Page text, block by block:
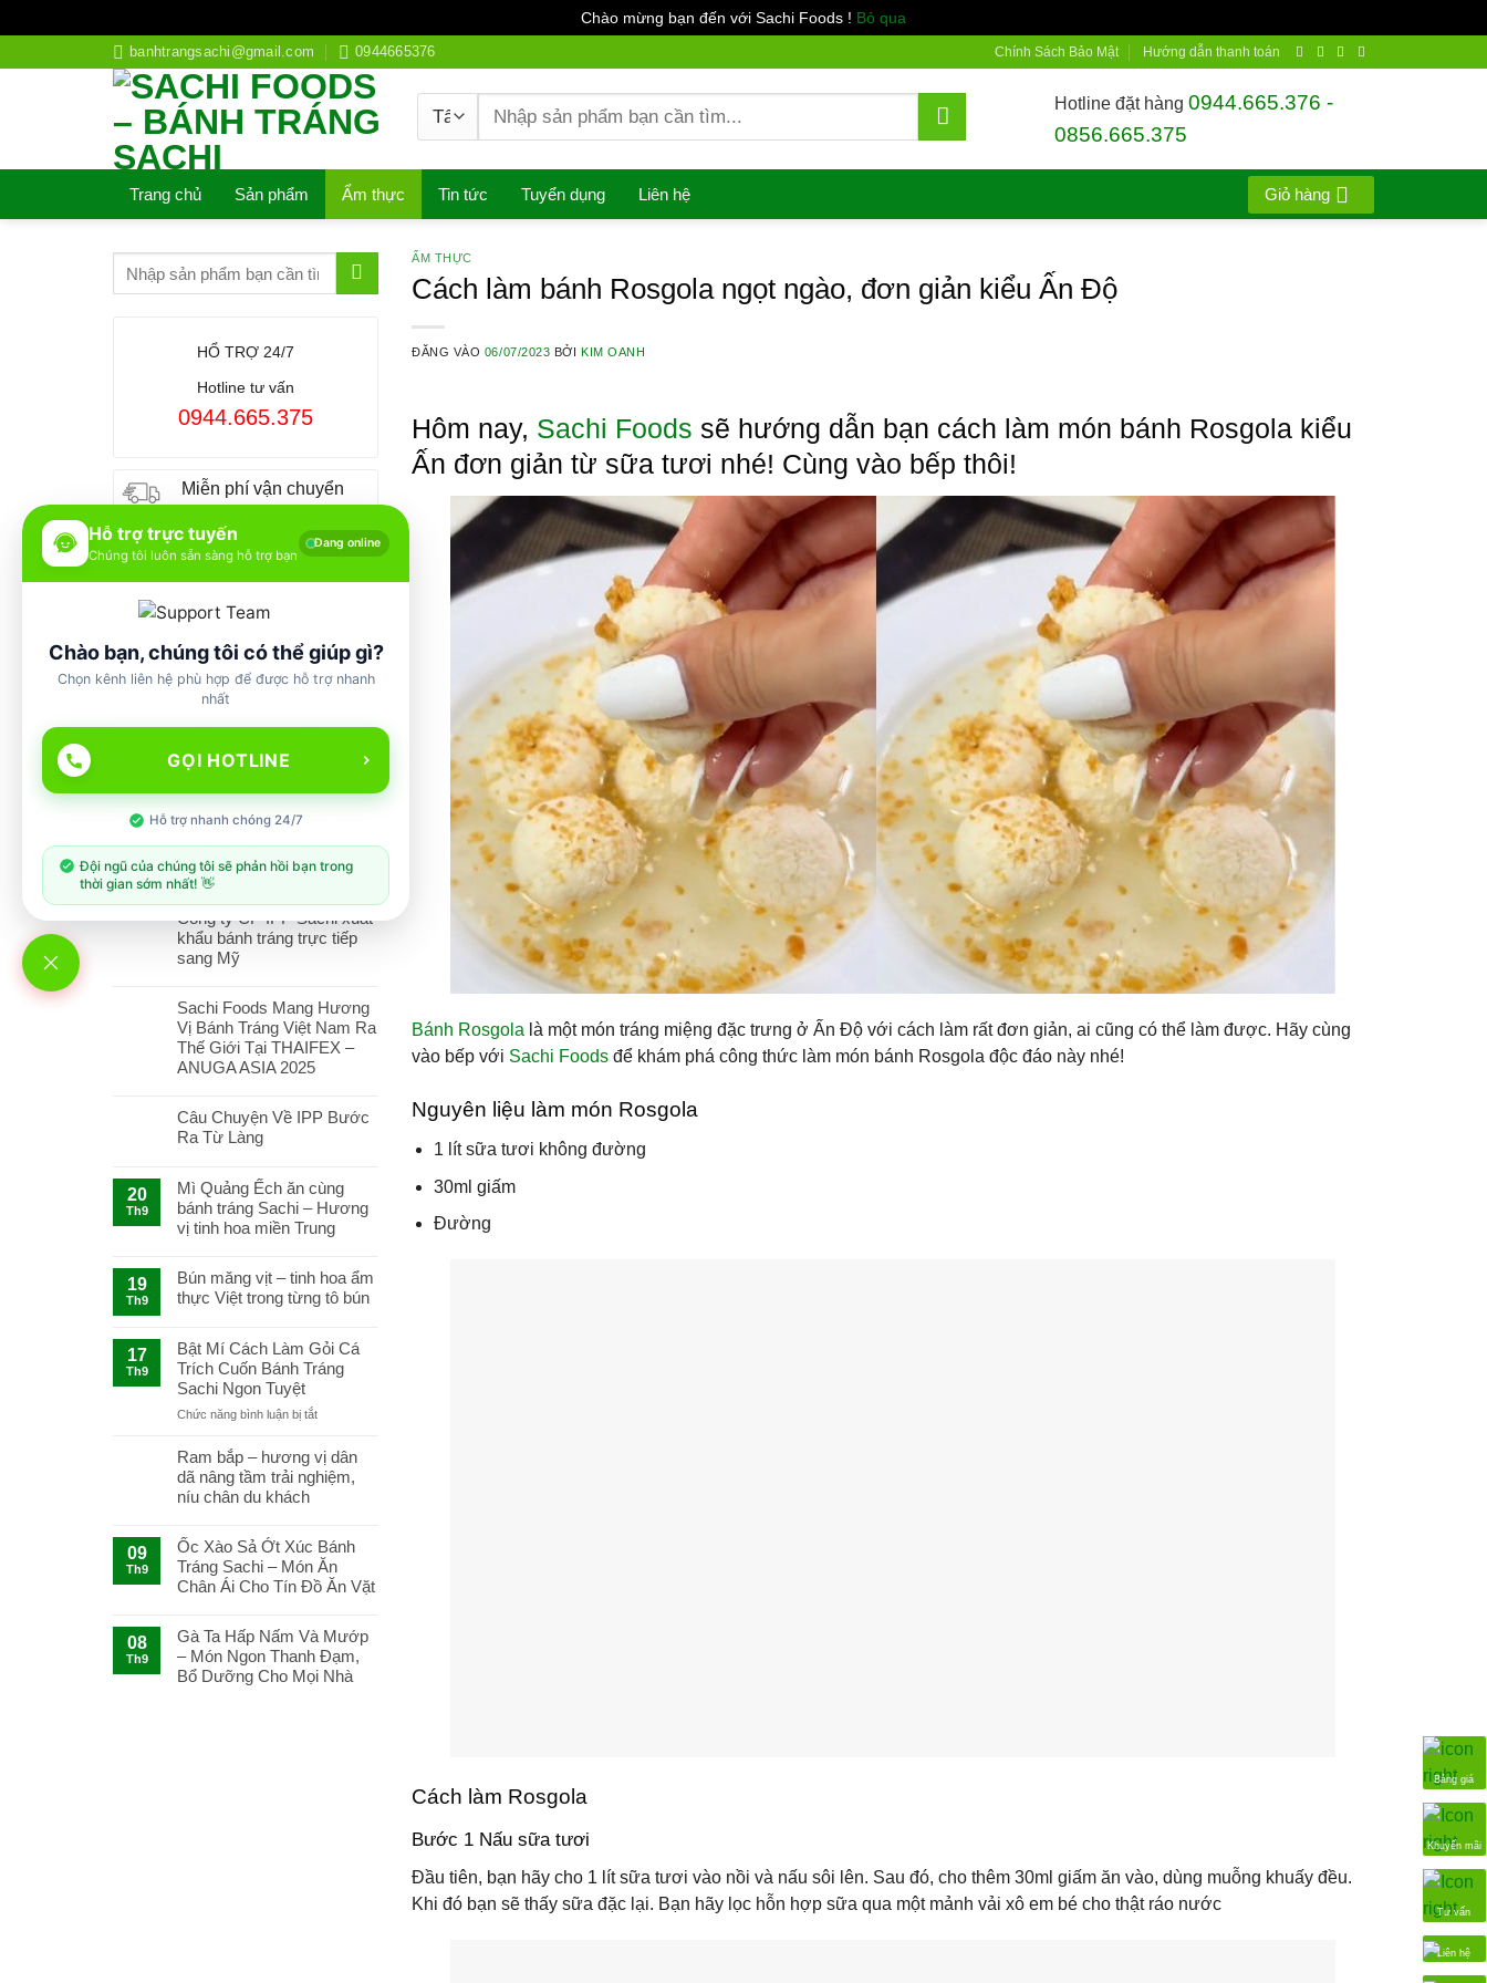
Chào mừng bạn đến với Sachi Foods ! Bỏ qua
qua
banhtrangsachi@gmail.com 0944665376 Chính Sách Bảo Mật Hướng dẫn thanh toán
Tìm
Hotline đặt hàng 0944.665.376 -
0856.665.375
Trang chủ Sản phẩm Ẩm thực Tin tức Tuyển dụng Liên hệ Giỏ hàng
HỔ TRỢ 24/7
Hotline tư vấn
0944.665.375
Miễn phí vận chuyển
Cam kết chất lượng
Hoàn tiền
Nếu không
giống cam kết
30
Th9
“GÓC QUÊ XỨ NẪU”
CHINH PHỤC THỊ
TRƯỜNG XUẤT KHẨU
Công ty CP IPP Sachi xuất
khẩu bánh tráng trực tiếp
sang Mỹ
Sachi Foods Mang Hương
Vị Bánh Tráng Việt Nam Ra
Thế Giới Tại THAIFEX –
ANUGA ASIA 2025
Câu Chuyện Về IPP Bước
Ra Từ Làng
20
Th9
Mì Quảng Ếch ăn cùng
bánh tráng Sachi – Hương
vị tinh hoa miền Trung
19
Th9
Bún măng vịt – tinh hoa ẩm
thực Việt trong từng tô bún
17
Th9
Bật Mí Cách Làm Gỏi Cá
Trích Cuốn Bánh Tráng
Sachi Ngon Tuyệt
Chức năng bình luận bị tắtở
Mí
Cách
Làm
Trích
Cuốn
Bánh
Ngon
Tuyệt
Ram bắp – hương vị dân
dã nâng tầm trải nghiệm,
níu chân du khách
09
Th9
Ốc Xào Sả Ớt Xúc Bánh
Tráng Sachi – Món Ăn
Chân Ái Cho Tín Đồ Ăn Vặt
08
Th9
Gà Ta Hấp Nấm Và Mướp
– Món Ngon Thanh Đạm,
Bổ Dưỡng Cho Mọi Nhà
ẨM THỰC
Cách làm bánh Rosgola ngọt ngào, đơn giản kiểu Ấn Độ
ĐĂNG VÀO 06/07/2023 BỞI KIM OANH
Hôm nay, Sachi Foods sẽ hướng dẫn bạn cách làm món bánh Rosgola kiểu
Ấn đơn giản từ sữa tươi nhé! Cùng vào bếp thôi!
Bánh Rosgola là một món tráng miệng đặc trưng ở Ấn Độ với cách làm rất đơn giản, ai cũng có thể làm được. Hãy cùng
vào bếp với Sachi Foods để khám phá công thức làm món bánh Rosgola độc đáo này nhé!
Nguyên liệu làm món Rosgola
1 lít sữa tươi không đường
30ml giấm
Đường
Cách làm Rosgola
Bước 1 Nấu sữa tươi
Đầu tiên, bạn hãy cho 1 lít sữa tươi vào nồi và nấu sôi lên. Sau đó, cho thêm 30ml giấm ăn vào, dùng muỗng khuấy đều.
Khi đó bạn sẽ thấy sữa đặc lại. Bạn hãy lọc hỗn hợp sữa qua một mảnh vải xô em bé cho thật ráo nước
Hỗ trợ trực tuyến
Chúng tôi luôn sẵn sàng hỗ trợ bạn
Đang online
Chào bạn, chúng tôi có thể giúp gì?
Chọn kênh liên hệ phù hợp để được hỗ trợ nhanh
nhất
GỌI HOTLINE
Hỗ trợ nhanh chóng 24/7
Đội ngũ của chúng tôi sẽ phản hồi bạn trong
thời gian sớm nhất! 👋
Bảng giá
Khuyến mãi
Tư vấn
Liên hệ